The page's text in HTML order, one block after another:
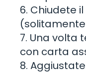
6. Chiudete
(solitamente
7. Una volta
con carta
8.